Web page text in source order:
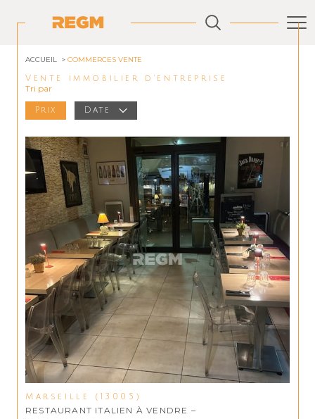
ACCUEIL COMMERCES VENTE
Vente immobilier d'entreprise
Tri par
Prix Date
Marseille (13005)
RESTAURANT ITALIEN À VENDRE –